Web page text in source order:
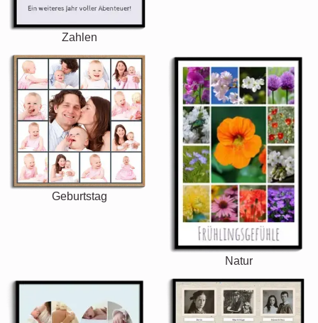
Zahlen
Geburtstag
Natur